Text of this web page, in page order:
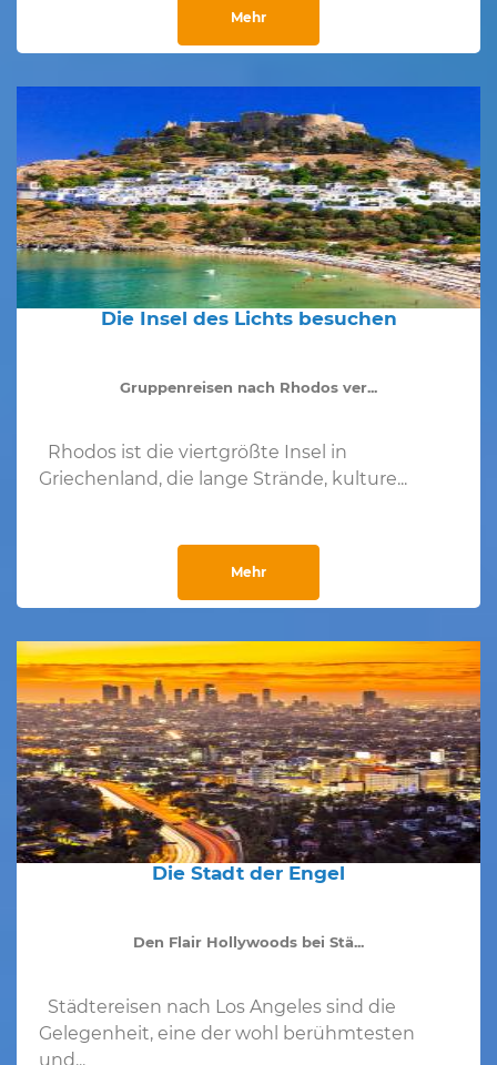
Mehr
Die Insel des Lichts besuchen
Gruppenreisen nach Rhodos ver...
Rhodos ist die viertgrößte Insel in
Griechenland, die lange Strände, kulture...
Mehr
Die Stadt der Engel
Den Flair Hollywoods bei Stä...
Städtereisen nach Los Angeles sind die
Gelegenheit, eine der wohl berühmtesten
und...